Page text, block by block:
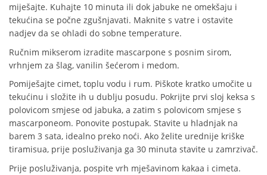
miješajte. Kuhajte 10 minuta ili dok jabuke ne omekšaju i
tekućina se počne zgušnjavati. Maknite s vatre i ostavite
nadjev da se ohladi do sobne temperature.
Ručnim mikserom izradite mascarpone s posnim sirom,
vrhnjem za šlag, vanilin šećerom i medom.
Pomiješajte cimet, toplu vodu i rum. Piškote kratko umočite u
tekućinu i složite ih u dublju posudu. Pokrijte prvi sloj keksa s
polovicom smjese od jabuka, a zatim s polovicom smjese s
mascarponeom. Ponovite postupak. Stavite u hladnjak na
barem 3 sata, idealno preko noći. Ako želite urednije kriške
tiramisua, prije posluživanja ga 30 minuta stavite u zamrzivač.
Prije posluživanja, pospite vrh mješavinom kakaa i cimeta.